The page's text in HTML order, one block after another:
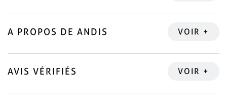
A PROPOS DE ANDIS
AVIS VÉRIFIÉS